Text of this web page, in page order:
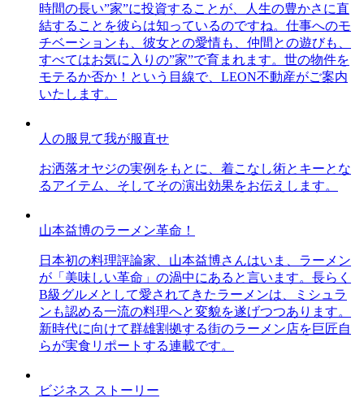
時間の長い”家”に投資することが、人生の豊かさに直
結することを彼らは知っているのですね。仕事へのモ
チベーションも、彼女との愛情も、仲間との遊びも、
すべてはお気に入りの”家”で育まれます。世の物件を
モテるか否か！という目線で、LEON不動産がご案内
いたします。
人の服見て我が服直せ
お洒落オヤジの実例をもとに、着こなし術とキーとな
るアイテム、そしてその演出効果をお伝えします。
山本益博のラーメン革命！
日本初の料理評論家、山本益博さんはいま、ラーメン
が「美味しい革命」の渦中にあると言います。長らく
B級グルメとして愛されてきたラーメンは、ミシュラ
ンも認める一流の料理へと変貌を遂げつつあります。
新時代に向けて群雄割拠する街のラーメン店を巨匠自
らが実食リポートする連載です。
ビジネス ストーリー